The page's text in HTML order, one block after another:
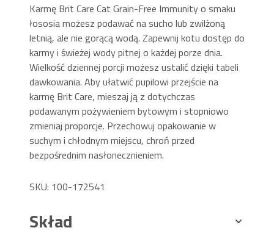
Karmę Brit Care Cat Grain-Free Immunity o smaku
łososia możesz podawać na sucho lub zwilżoną
letnią, ale nie gorącą wodą. Zapewnij kotu dostęp do
karmy i świeżej wody pitnej o każdej porze dnia.
Wielkość dziennej porcji możesz ustalić dzięki tabeli
dawkowania. Aby ułatwić pupilowi przejście na
karmę Brit Care, mieszaj ją z dotychczas
podawanym pożywieniem bytowym i stopniowo
zmieniaj proporcje. Przechowuj opakowanie w
suchym i chłodnym miejscu, chroń przed
bezpośrednim nasłonecznieniem.
SKU: 100-172541
Skład